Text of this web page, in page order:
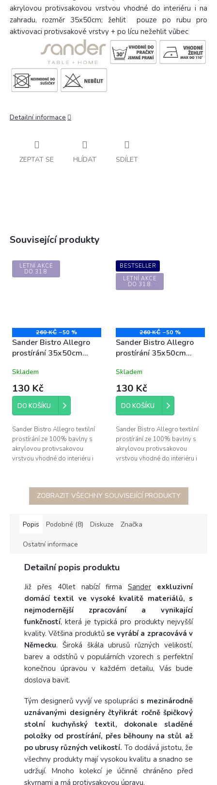
akrylovou protivsakovou vrstvou vhodné do interiéru i na
zahradu, rozměr 35x50cm; žehlit pouze po rubu pro
aktivovaci protivsakové vrstvy + po lícu nežehlit vůbec
Detailní informace
ZEPTAT SE HLÍDAT SDÍLET
Související produkty
LETNÍ AKCE
DO 31.8.
260 KČ –50 %
Sander Bistro Allegro
prostírání 35x50cm
zahradní
Skladem
130 Kč
DO KOŠÍKU
Sander Bistro Allegro textilní
prostírání ze 100% bavlny s
akrylovou protivsakovou
vrstvou vhodné do interiéru i
BESTSELLER
LETNÍ AKCE
DO 31.8.
260 KČ –50 %
Sander Bistro Allegro
prostírání 35x50cm
78 zahradní
Skladem
130 Kč
DO KOŠÍKU
Sander Bistro Allegro textilní
prostírání ze 100% bavlny s
akrylovou protivsakovou
vrstvou vhodné do interiéru i
ZOBRAZIT VŠECHNY SOUVISEJÍCÍ PRODUKTY
Popis Podobné (8) Diskuze Značka
Ostatní informace
Detailní popis produktu
Již přes 40let nabízí firma Sander
exkluzivní
domácí textil ve vysoké kvalitě materiálů, s
nejmodernější zpracování a vynikající
funkčností, která je typická pro produkty nejvyšší
kvality. Většina produktů se vyrábí a zpracovává v
Německu. Široká škála ubrusů různých velikostí,
barev a odstínů v populárních vzorech s perfektní
konečnou úpravou v každém detailu, Vás bude
doslova bavit.
Tým designerů vyvíjí ve spolupráci s mezinárodně
uznávanými designéry čtyřikrát ročně špičkový
stolní kuchyňský textil, dokonale sladěné
položky od prostírání, přes běhouny na stůl až
po ubrusy různých velikostí. To dodává jistotu, že
všechny produkty mají vysokou kvalitu a snadno se
udržují. Mnoho kolekcí je účinně chráněno před
skvrnami a má protivsakovou úpravu.